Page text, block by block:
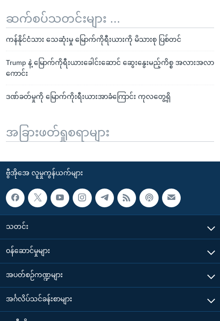
ဆက်စပ်သတင်းများ ...
ကန်နိုင်ငံသား သေဆုံးမှု မြောက်ကိုရီးယားကို မိသားစု ပြစ်တင်
Trump နဲ့ မြောက်ကိုရီးယားခေါင်းဆောင် ဆွေးနွေးမည့်ကိစ္စ အလားအလာ
ကောင်း
ဒဏ်ခတ်မှုကို မြောက်ကိုးရီးယားအာခံကြောင်း ကုလတွေ့ရှိ
အခြားဖတ်ရှုစရာများ
ဗွီအိုအေ လူမှုကွန်ယက်များ
သတင်း
၀န်ဆောင်မှုများ
အပတ်စဉ်ကဏ္ဍများ
အင်္ဂလိပ်သင်ခန်းစာများ